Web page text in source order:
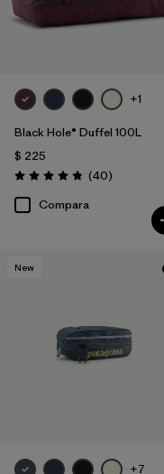
+1
Black Hole® Duffel 100L
$ 225
Valoración: 4.8 / 5
(40)
Compara
New
+7